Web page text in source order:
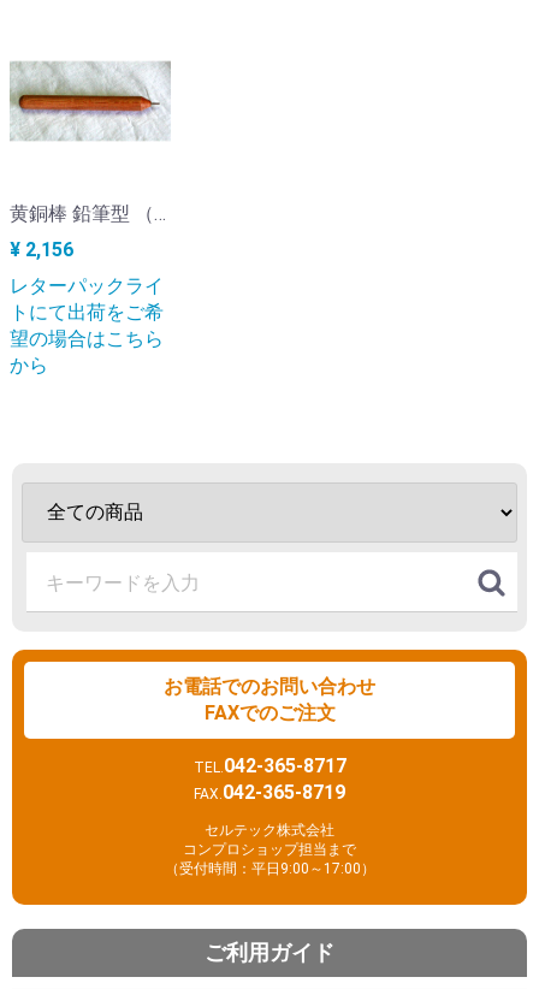
お電話でのお問い合わせ
FAXでのご注文
TEL.042-365-8717
FAX.042-365-8719
セルテック株式会社
コンプロショップ担当まで
（受付時間：平日9:00～17:00）
ご利用ガイド
黄銅棒 鉛筆型 （レターパックライト出荷） KC-113_fm
¥ 2,156
レターパックライ
トにて出荷をご希
望の場合はこちら
から